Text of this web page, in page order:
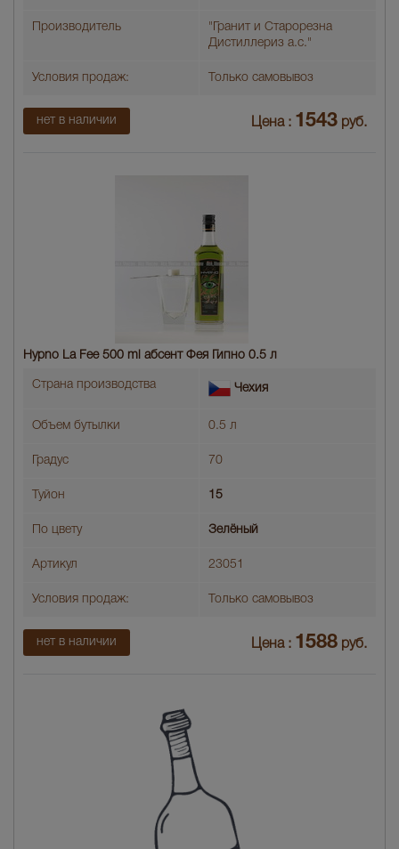
Производитель
"Гранит и Старорезна
Дистиллериз а.с."
Условия продаж: Только самовывоз
нет в наличии Цена : 1543 руб.
Hypno La Fee 500 ml абсент Фея Гипно 0.5 л
Страна производства Чехия
Объем бутылки 0.5 л
Градус 70
Туйон 15
По цвету Зелёный
Артикул 23051
Условия продаж: Только самовывоз
нет в наличии Цена : 1588 руб.